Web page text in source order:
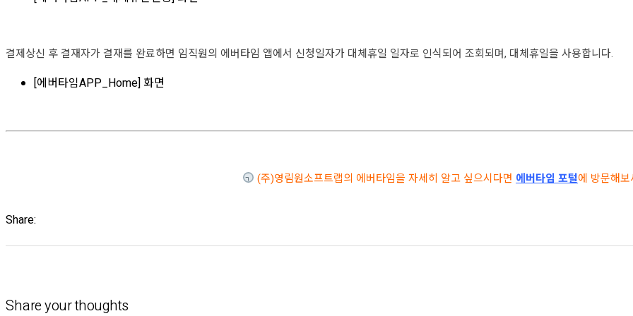
결제상신 후 결재자가 결재를 완료하면 임직원의 에버타임 앱에서 신청일자가 대체휴일 일자로 인식되어 조회되며, 대체휴일을 사용합니다.
[에버타임APP_Home] 화면
(주)영림원소프트랩의 에버타임을 자세히 알고 싶으시다면 에버타임 포털에 방문해보
Share:
Share your thoughts